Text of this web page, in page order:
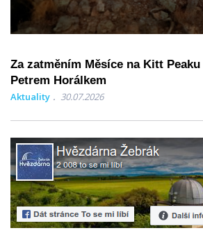
Za zatměním Měsíce na Kitt
Petrem Horálkem
Aktuality 30.07.2026